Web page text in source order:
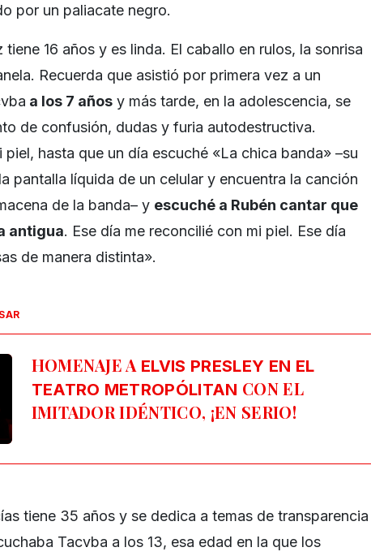
por un paliacate negro.
16 años y es linda. El caballo en rulos, la sonrisa
Recuerda que asistió por primera vez a un
a los 7 años y más tarde, en la adolescencia, se
de confusión, dudas y furia autodestructiva.
hasta que un día escuché «La chica banda» –su
pantalla líquida de un celular y encuentra la canción
de la banda– y escuché a Rubén cantar que
antigua. Ese día me reconcilié con mi piel. Ese día
de manera distinta».
HOMENAJE A ELVIS PRESLEY EN EL
TEATRO METROPÓLITAN CON EL
IMITADOR IDÉNTICO, ¡EN SERIO!
tiene 35 años y se dedica a temas de transparencia
Tacvba a los 13, esa edad en la que los